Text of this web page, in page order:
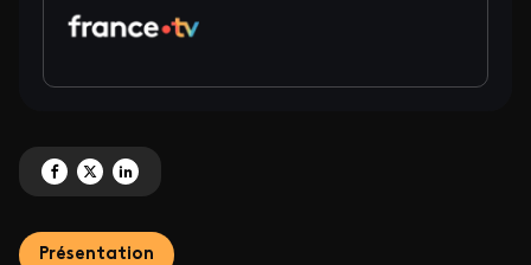
Partagez 'Le monument préféré des Français 2025' sur Facebook
Partagez 'Le monument préféré des Français 2025' sur X
Partagez 'Le monument préféré des Français 2025' sur LinkedIn
Présentation